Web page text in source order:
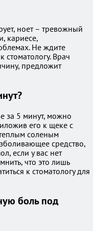
ноет – тревожный
кариесе,
Не ждите
стоматологу. Врач
предложит
за 5 минут, можно
его к щеке с
соленым
средство,
если у вас нет
что это лишь
к стоматологу для
боль под